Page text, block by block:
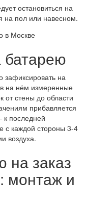
остановиться на
на пол или навесном.
батарею
на
на нём измеренные
от стены до области
прибавляется
к последней
с каждой стороны 3-4
воздуха.
на заказ
монтаж и